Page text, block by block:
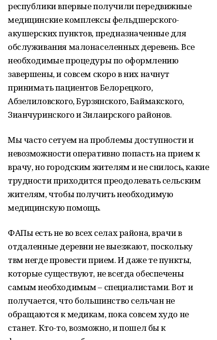
республики впервые получили передвижные
медицинские комплексы фельдшерского-
акушерских пунктов, предназначенные для
обслуживания малонаселенных деревень. Все
необходимые процедуры по оформлению
завершены, и совсем скоро в них начнут
принимать пациентов Белорецкого,
Абзелиловского, Бурзянского, Баймакского,
Зианчуринского и Зилаирского районов.
Мы часто сетуем на проблемы доступности и
невозможности оперативно попасть на прием к
врачу, но городским жителям и не снилось, какие
трудности приходится преодолевать сельским
жителям, чтобы получить необходимую
медицинскую помощь.
ФАПы есть не во всех селах района, врачи в
отдаленные деревни не выезжают, поскольку
твм негде провести прием. И даже те пункты,
которые существуют, не всегда обеспечены
самым необходимым – специалистами. Вот и
получается, что большинство сельчан не
обращаются к медикам, пока совсем худо не
станет. Кто-то, возможно, и пошел бы к